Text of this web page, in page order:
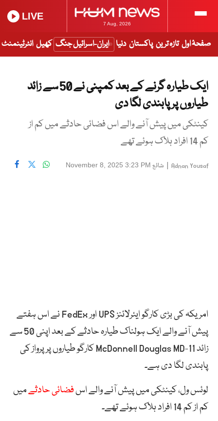
7 Aug, 2026
LIVE
صفحۂ اول تازہ ترین پاکستان دنیا ایران-اسرائیل جنگ کھیل انٹرٹینمنٹ
ایک طیارہ گرنے کے بعد کمپنی نے 50 سے زائد
طیاروں پر پابندی لگا دی
کینٹکی میں پیش آنے والے اس فضائی حادثے میں کم از
کم 14 افراد ہلاک ہوئے تھے
Adnan Yousaf
| شائع November 8, 2025 3:23 PM
امریکہ کی بڑی کارگو ایئرلائنز UPS اور FedEx نے اس ہفتے
پیش آنے والے ایک ہولناک طیارہ حادثے کے بعد اپنی 50 سے
زائد McDonnell Douglas MD-11 کارگو طیاروں پر پرواز کی
پابندی لگا دی ہے۔
لوئس ول، کینٹکی میں پیش آنے والے اسفضائی حادثےمیں
کم از کم 14 افراد ہلاک ہوئے تھے۔